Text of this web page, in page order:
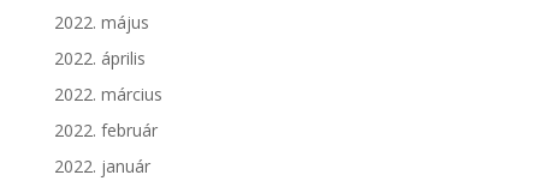
2022. május
2022. április
2022. március
2022. február
2022. január